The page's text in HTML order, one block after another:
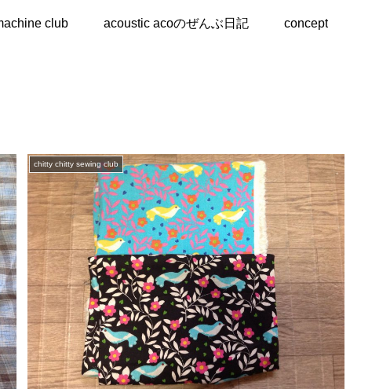
club acoustic acoのぜんぶ日記 concept
chitty chitty sewing club